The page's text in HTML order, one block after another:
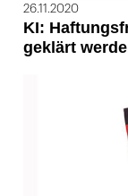
26.11.2020
KI:
geklärt